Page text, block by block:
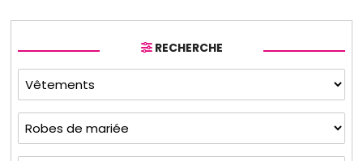
RECHERCHE